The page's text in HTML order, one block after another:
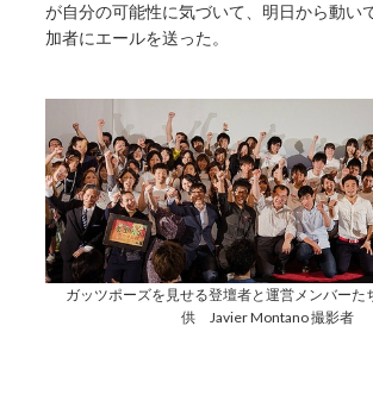
が自分の可能性に気づいて、明日から動い
加者にエールを送った。
ガッツポーズを見せる登壇者と運営メンバー
供 Javier Montano 撮影者